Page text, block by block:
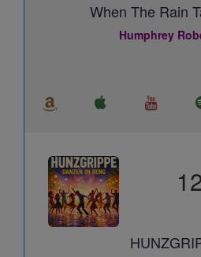
When The Rain
Humphrey